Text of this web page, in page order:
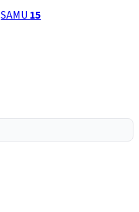
SAMU 15